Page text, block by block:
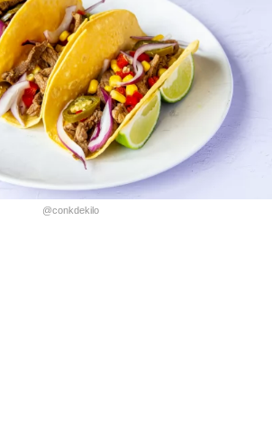
@conkdekilo